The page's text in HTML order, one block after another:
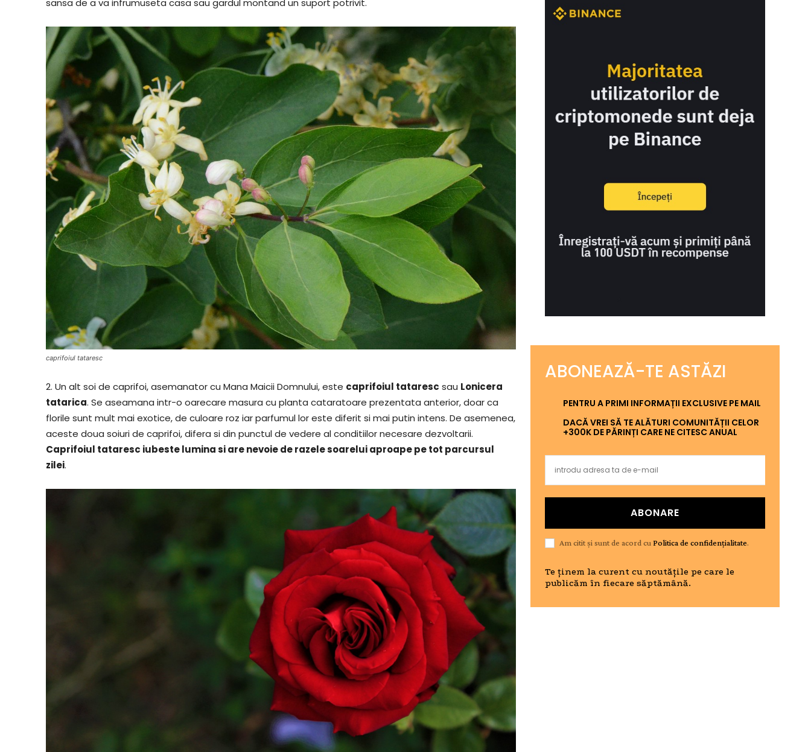
sansa de a va infrumuseta casa sau gardul montand un suport potrivit.
caprifoiul tataresc
2. Un alt soi de caprifoi, asemanator cu Mana Maicii Domnului, este caprifoiul tataresc sau Lonicera
tatarica. Se aseamana intr-o oarecare masura cu planta cataratoare prezentata anterior, doar ca
florile sunt mult mai exotice, de culoare roz iar parfumul lor este diferit si mai putin intens. De asemenea,
aceste doua soiuri de caprifoi, difera si din punctul de vedere al conditiilor necesare dezvoltarii.
Caprifoiul tataresc iubeste lumina si are nevoie de razele soarelui aproape pe tot parcursul
zilei.
ABONEAZĂ-TE ASTĂZI
PENTRU A PRIMI INFORMAȚII EXCLUSIVE PE MAIL
DACĂ VREI SĂ TE ALĂTURI COMUNITĂȚII CELOR
+300K DE PĂRINȚI CARE NE CITESC ANUAL
ABONARE
Am citit și sunt de acord cuPolitica de confidențialitate.
Te ținem la curent cu noutățile pe care le
publicăm în fiecare săptămână.